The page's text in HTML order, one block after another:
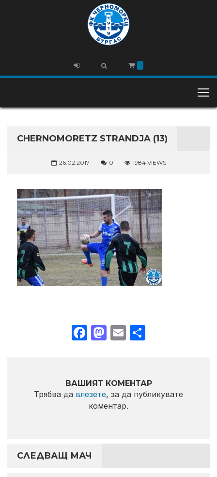
CHERNOMORETZ STRANDJA (13)
26.02.2017 0 1984 VIEWS
Facebook
Mastodon
Email
ВАШИЯТ КОМЕНТАР
Трябва да влезете, за да публикувате
коментар.
СЛЕДВАЩ МАЧ